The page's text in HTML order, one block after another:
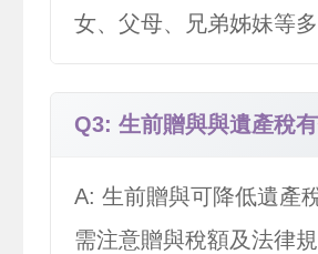
女、父母、兄弟姊妹等多
Q3: 生前贈與與遺產稅
A: 生前贈與可降低遺產
需注意贈與稅額及法律規